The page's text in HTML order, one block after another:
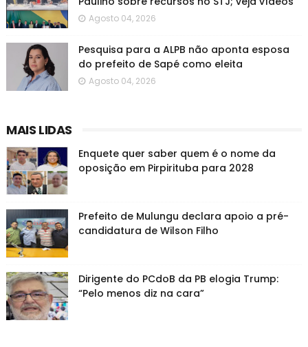
Agosto 04, 2026
Pesquisa para a ALPB não aponta esposa
do prefeito de Sapé como eleita
Agosto 04, 2026
MAIS LIDAS
Enquete quer saber quem é o nome da
oposição em Pirpirituba para 2028
Prefeito de Mulungu declara apoio a pré-
candidatura de Wilson Filho
Dirigente do PCdoB da PB elogia Trump:
“Pelo menos diz na cara”